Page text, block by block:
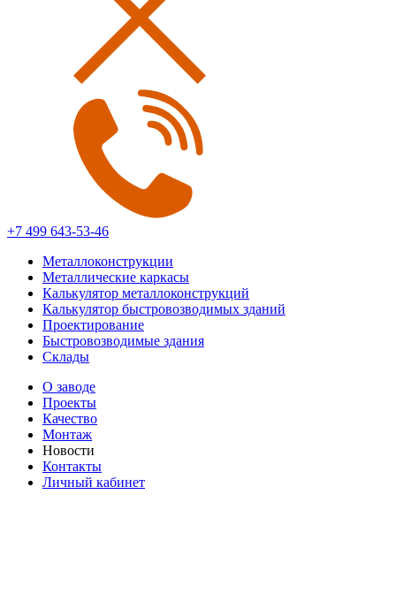
+7 499 643-53-46
Металлоконструкции
Металлические каркасы
Калькулятор металлоконструкций
Калькулятор быстровозводимых зданий
Проектирование
Быстровозводимые здания
Склады
О заводе
Проекты
Качество
Монтаж
Новости
Контакты
Личный кабинет